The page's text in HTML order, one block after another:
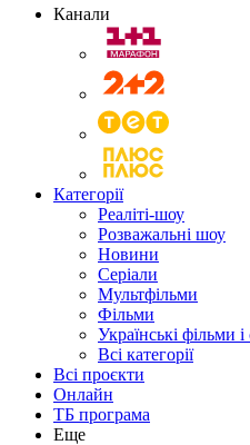
Канали
Категорії
Реаліті-шоу
Розважальні шоу
Новини
Серіали
Мультфільми
Фільми
Українські фільми і
Всі категорії
Всі проєкти
Онлайн
ТБ програма
Еще